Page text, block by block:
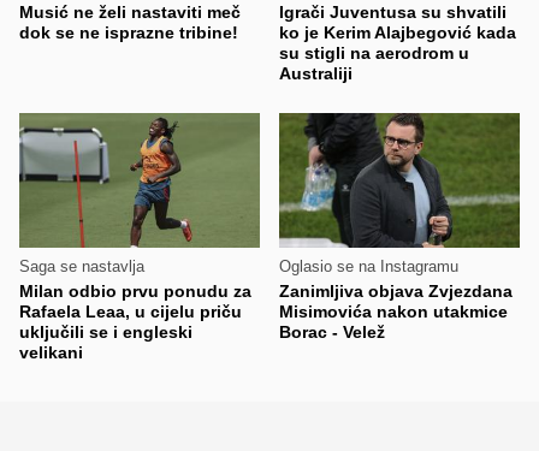
Musić ne želi nastaviti meč
dok se ne isprazne tribine!
Igrači Juventusa su shvatili
ko je Kerim Alajbegović kada
su stigli na aerodrom u
Australiji
Saga se nastavlja
Milan odbio prvu ponudu za
Rafaela Leaa, u cijelu priču
uključili se i engleski
velikani
Oglasio se na Instagramu
Zanimljiva objava Zvjezdana
Misimovića nakon utakmice
Borac - Velež